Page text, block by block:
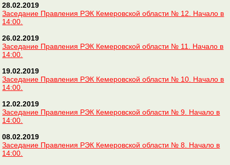
28.02.2019
Заседание Правления РЭК Кемеровской области № 12. Начало в
14:00.
26.02.2019
Заседание Правления РЭК Кемеровской области № 11. Начало в
14:00.
19.02.2019
Заседание Правления РЭК Кемеровской области № 10. Начало в
14:00.
12.02.2019
Заседание Правления РЭК Кемеровской области № 9. Начало в
14:00.
08.02.2019
Заседание Правления РЭК Кемеровской области № 8. Начало в
14:00.